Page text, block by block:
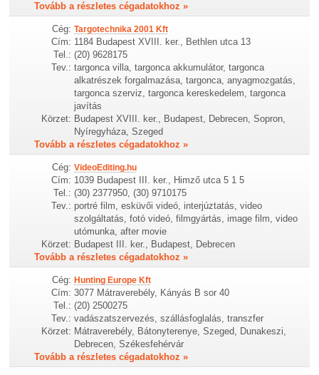
Tovább a részletes cégadatokhoz »
Cég: Targotechnika 2001 Kft
Cím: 1184 Budapest XVIII. ker., Bethlen utca 13
Tel.: (20) 9628175
Tev.: targonca villa, targonca akkumulátor, targonca
alkatrészek forgalmazása, targonca, anyagmozgatás,
targonca szerviz, targonca kereskedelem, targonca
javítás
Körzet: Budapest XVIII. ker., Budapest, Debrecen, Sopron,
Nyíregyháza, Szeged
Tovább a részletes cégadatokhoz »
Cég: VideoEditing.hu
Cím: 1039 Budapest III. ker., Himző utca 5 1 5
Tel.: (30) 2377950, (30) 9710175
Tev.: portré film, esküvői videó, interjúztatás, video
szolgáltatás, fotó videó, filmgyártás, image film, video
utómunka, after movie
Körzet: Budapest III. ker., Budapest, Debrecen
Tovább a részletes cégadatokhoz »
Cég: Hunting Europe Kft
Cím: 3077 Mátraverebély, Kányás B sor 40
Tel.: (20) 2500275
Tev.: vadászatszervezés, szállásfoglalás, transzfer
Körzet: Mátraverebély, Bátonyterenye, Szeged, Dunakeszi,
Debrecen, Székesfehérvár
Tovább a részletes cégadatokhoz »